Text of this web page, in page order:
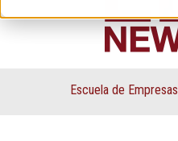
Escuela de Empresas